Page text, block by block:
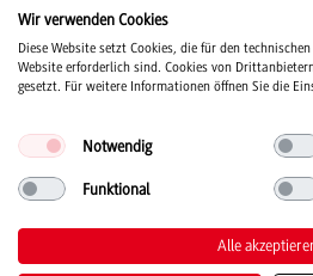
YouTube
© 2026 Duale Hochschule
Wir verwenden Cookies
Diese Website setzt Cookies, die für den
Website erforderlich sind. Cookies von
gesetzt. Für weitere Informationen öffnen Sie die
Notwendig
Funktional
Alle